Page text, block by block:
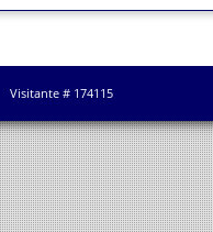
Visitante # 174115